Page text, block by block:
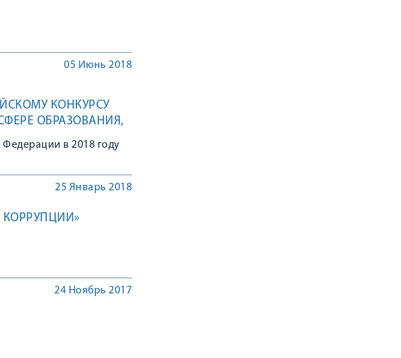
05 Июнь 2018
КОНКУРСУ
ОБРАЗОВАНИЯ,
РОССИЙСКИХ
в 2018 году
25 Январь 2018
КОРРУПЦИИ»
24 Ноябрь 2017